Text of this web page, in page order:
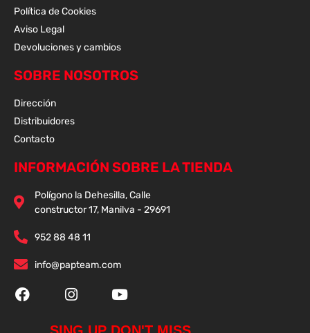
Política de Cookies
Aviso Legal
Devoluciones y cambios
SOBRE NOSOTROS
Dirección
Distribuidores
Contacto
INFORMACIÓN SOBRE LA TIENDA
Polígono la Dehesilla, Calle
constructor 17, Manilva - 29691
952 88 48 11
info@papteam.com